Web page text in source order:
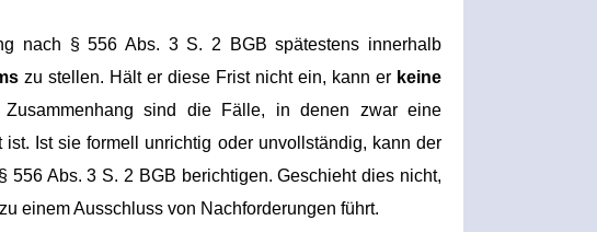
nach § 556 Abs. 3 S. 2 BGB spätestens innerhalb
zu stellen. Hält er diese Frist nicht ein, kann er keine
sind die Fälle, in denen zwar eine
Ist sie formell unrichtig oder unvollständig, kann der
Abs. 3 S. 2 BGB berichtigen. Geschieht dies nicht,
einem Ausschluss von Nachforderungen führt.